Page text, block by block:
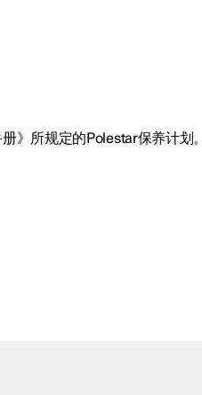
》所规定的Polestar保养计划。